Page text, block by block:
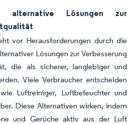
alternative Lösungen zur
vor Herausforderungen durch die
Lösungen zur Verbesserung
die als sicherer, langlebiger und
Viele Verbraucher entscheiden
Luftreiniger, Luftbefeuchter und
Diese Alternativen wirken, indem
und Gerüche aktiv aus der Luft